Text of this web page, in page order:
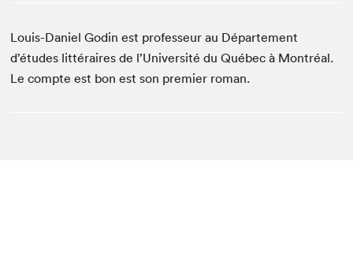
Louis-Daniel Godin est professeur au Département
d’études littéraires de l’Université du Québec à Montréal.
Le compte est bon est son premier roman.